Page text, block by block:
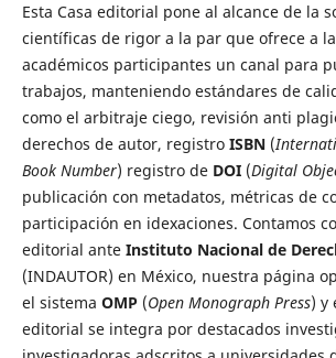
Esta Casa editorial pone al alcance de la
científicas de rigor a la par que ofrece a
académicos participantes un canal para
trabajos, manteniendo estándares de
como el arbitraje ciego, revisión anti
derechos de autor, registro ISBN(
Book Number) registro de DOI(Digital
publicación con metadatos, métricas de
participación en idexaciones. Contamos
editorial ante Instituto Nacional de
(INDAUTOR) en México, nuestra página
el sistema OMP(Open Monograph Press) y
editorial se integra por destacados